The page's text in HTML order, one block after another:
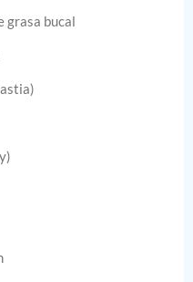
grasa bucal